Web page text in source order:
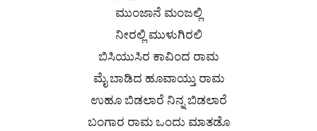
ಮುಂಜಾನೆ ಮಂಜಲ್ಲಿ
ನೀರಲ್ಲಿ ಮುಳುಗಿರಲಿ
ಬಿಸಿಯುಸಿರ ಕಾವಿಂದ ರಾಮ
ಮೈ ಬಾಡಿದ ಹೂವಾಯ್ತು ರಾಮ
ಉಹೂ ಬಿಡಲಾರೆ ನಿನ್ನ ಬಿಡಲಾರೆ
ಬಂಗಾರ ರಾಮ ಒಂದು ಮಾತಡೊ